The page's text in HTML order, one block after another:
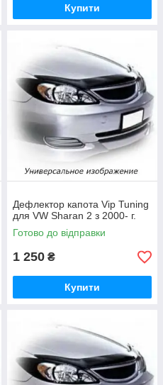
Купити
Дефлектор капота Vip Tuning
для VW Sharan 2 з 2000- г.
Готово до відправки
1 250 ₴
Купити